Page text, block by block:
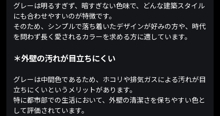
グレーは明るすぎず、暗すぎない色味で、どんな建築スタイル
にも合わせやすいのが特徴です。
そのため、シンプルで落ち着いたデザインが好みの方や、時代
を問わず長く愛されるカラーを求める方に適しています。
＊外壁の汚れが目立ちにくい
グレーは中間色であるため、ホコリや排気ガスによる汚れが目
立ちにくいというメリットがあります。
特に都市部での生活において、外壁の清潔さを保ちやすい色と
して評価されています。